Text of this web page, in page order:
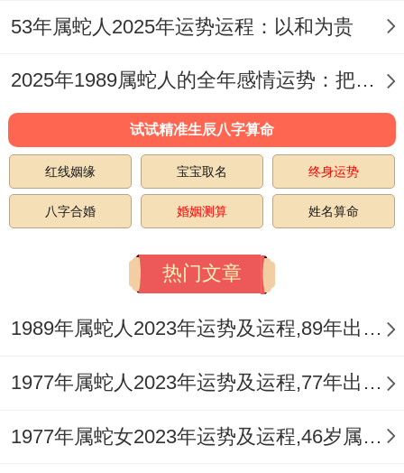
3:蓝色
蓝色给人以宁静、平与的感觉。
属蛇朋友在2025本命年穿蓝色衣物或佩戴蓝
色饰品 - 有助于缓解压力、提升睡眠质量，
于是就能保持身心健康。
蓝色还与智慧相关，有助于在工作同生活中
愈睿智同冷静...
命年穿白色衣物或佩戴白色饰品，可以提升
个人的气质跟魅力！
53年属蛇人2025年运势运程：以和为贵
2025年1989属蛇人的全年感情运势：把握机遇迎美好恋情
试试精准生辰八字算命
红线姻缘 宝宝取名 终身运势
八字合婚 婚姻测算 姓名算命
热门文章
1989年属蛇人2023年运势及运程,89年出生的34岁生肖蛇2023年每月运势详解
1977年属蛇人2023年运势及运程,77年出生的46岁生肖蛇2023年每月运势详解
1977年属蛇女2023年运势及运程,46岁属蛇人2023全年每月运势女性如何